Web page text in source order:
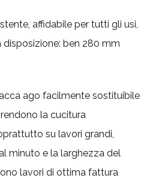
affidabile per tutti gli usi,
ben 280 mm
ago facilmente sostituibile
la cucitura
su lavori grandi,
minuto e la larghezza del
lavori di ottima fattura